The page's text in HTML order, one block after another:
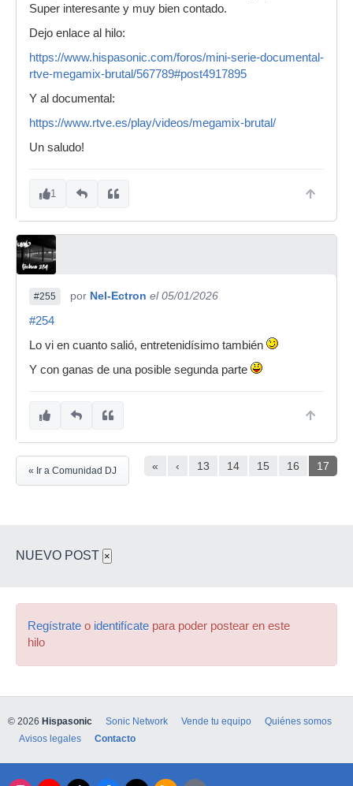
Super interesante y muy bien contado.
Dejo enlace al hilo:
https://www.hispasonic.com/foros/mini-serie-documental-
rtve-megamix-brutal/567789#post4917895
Y al documental:
https://www.rtve.es/play/videos/megamix-brutal/
Un saludo!
1
#255 por Nel-Ectron el 05/01/2026
#254
Lo vi en cuanto salió, entretenidísimo también
Y con ganas de una posible segunda parte
« ‹ 13 14 15 16 17
« Ir a Comunidad DJ
NUEVO POST ×
Regístrate o identifícate para poder postear en este
hilo
© 2026 Hispasonic Sonic Network Vende tu equipo
Quiénes somos
Avisos legales
Contacto